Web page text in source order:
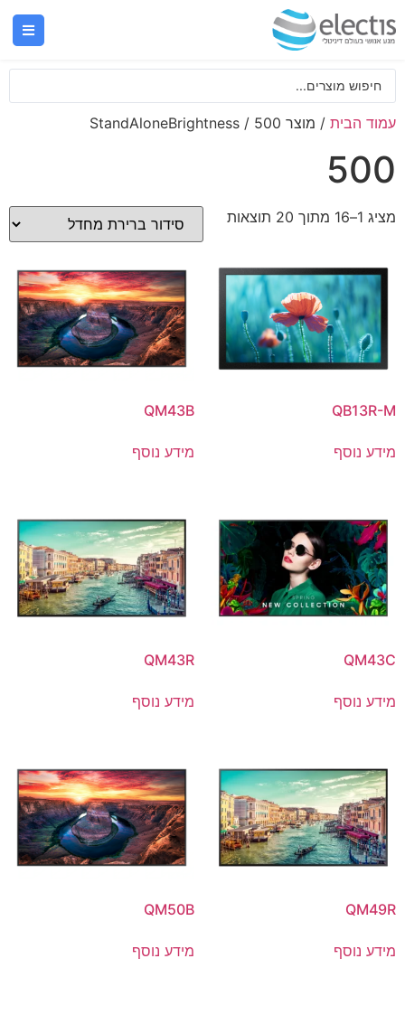
עמוד הבית / מוצר StandAloneBrightness / 500
500
מציג 1–16 מתוך 20 תוצאות
QB13R-M
מידע נוסף
QM43B
מידע נוסף
QM43C
מידע נוסף
QM43R
מידע נוסף
QM49R
מידע נוסף
QM50B
מידע נוסף